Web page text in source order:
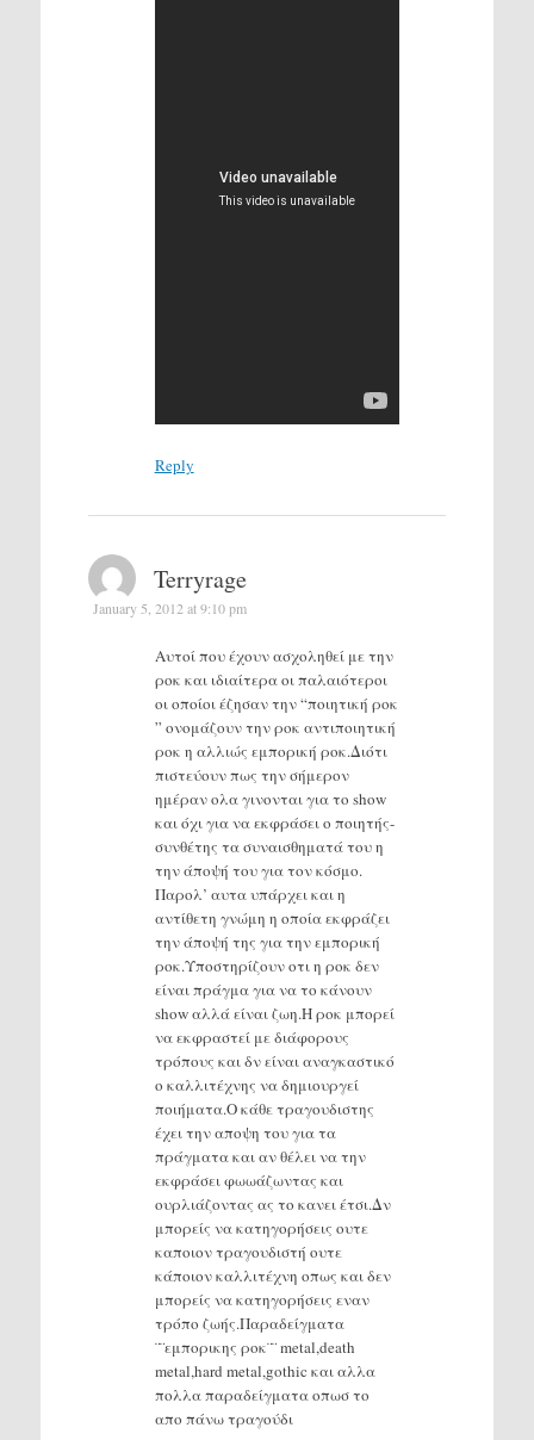
Reply
Terryrage
January 5, 2012 at 9:10 pm
Αυτοί που έχουν ασχοληθεί με την
ροκ και ιδιαίτερα οι παλαιότεροι
οι οποίοι έζησαν την “ποιητική ροκ
” ονομάζουν την ροκ αντιποιητική
ροκ η αλλιώς εμπορική ροκ.Διότι
πιστεύουν πως την σήμερον
ημέραν ολα γινονται για το show
και όχι για να εκφράσει ο ποιητής-
συνθέτης τα συναισθηματά του η
την άποψή του για τον κόσμο.
Παρολ’ αυτα υπάρχει και η
αντίθετη γνώμη η οποία εκφράζει
την άποψή της για την εμπορική
ροκ.Υποστηρίζουν οτι η ροκ δεν
είναι πράγμα για να το κάνουν
show αλλά είναι ζωη.Η ροκ μπορεί
να εκφραστεί με διάφορους
τρόπους και δν είναι αναγκαστικό
ο καλλιτέχνης να δημιουργεί
ποιήματα.Ο κάθε τραγουδιστης
έχει την αποψη του για τα
πράγματα και αν θέλει να την
εκφράσει φωωάζωντας και
ουρλιάζοντας ας το κανει έτσι.Δν
μπορείς να κατηγορήσεις ουτε
καποιον τραγουδιστή ουτε
κάποιον καλλιτέχνη οπως και δεν
μπορείς να κατηγορήσεις εναν
τρόπο ζωής.Παραδείγματα
¨¨εμπορικης ροκ¨¨ metal,death
metal,hard metal,gothic και αλλα
πολλα παραδείγματα οπωσ το
απο πάνω τραγούδι